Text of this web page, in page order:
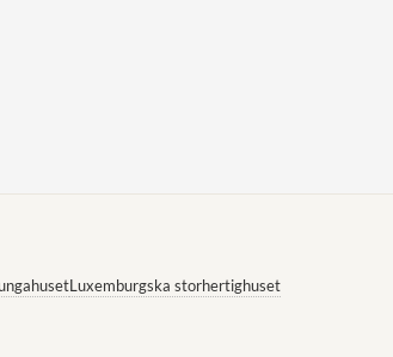
Luxemburgska storhertighuset